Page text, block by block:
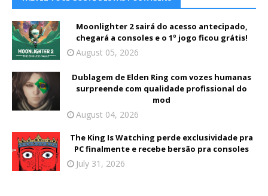
Moonlighter 2 sairá do acesso antecipado,
chegará a consoles e o 1º jogo ficou grátis!
August 05, 2026
Dublagem de Elden Ring com vozes humanas
surpreende com qualidade profissional do
mod
August 04, 2026
The King Is Watching perde exclusividade pra
PC finalmente e recebe bersão pra consoles
July 31, 2026